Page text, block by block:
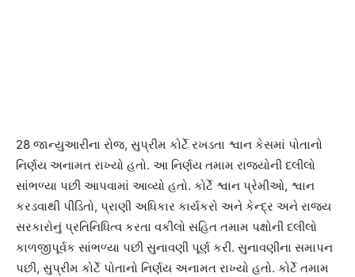
28 જાન્યુઆરીના રોજ, સુપ્રીમ કોર્ટે રખડતા શ્વાન કેસમાં પોતાનો
નિર્ણય અનામત રાખ્યો હતો. આ નિર્ણય તમામ રાજ્યોની દલીલો
સાંભળ્યા પછી આપવામાં આવ્યો હતો. કોર્ટે શ્વાન પ્રેમીઓ, શ્વાન
કરડવાથી પીડિતો, પ્રાણી અધિકાર કાર્યકરો અને કેન્દ્ર અને રાજ્ય
સરકારોનું પ્રતિનિધિત્વ કરતા વકીલો સહિત તમામ પક્ષોની દલીલો
કાળજીપૂર્વક સાંભળ્યા પછી સુનાવણી પૂર્ણ કરી. સુનાવણીના સમાપન
પછી, સુપ્રીમ કોર્ટે પોતાનો નિર્ણય અનામત રાખ્યો હતો. કોર્ટે તમામ